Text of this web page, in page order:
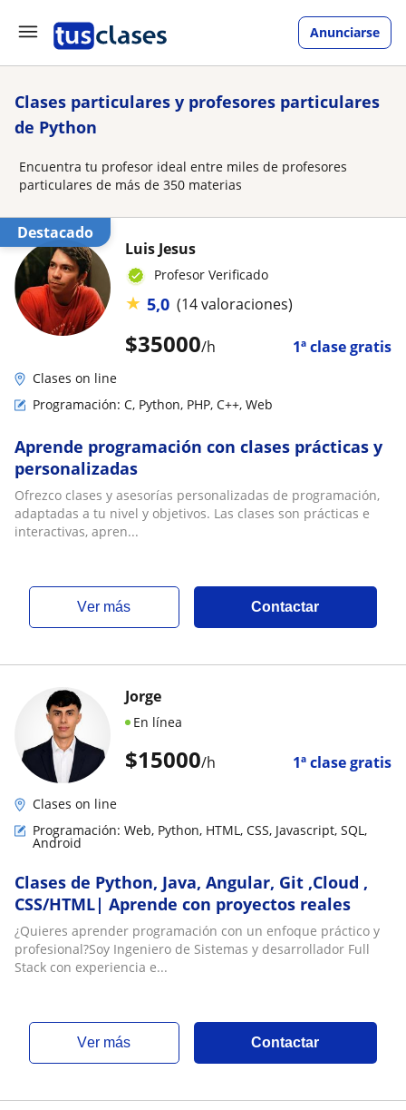
Anunciarse
Clases particulares y profesores particulares
de Python
Encuentra tu profesor ideal entre miles de profesores
particulares de más de 350 materias
Destacado
$35000/h 1ª clase gratis
Luis Jesus
Profesor Verificado
★ 5,0 (14 valoraciones)
Clases on line
Programación: C, Python, PHP, C++, Web
Aprende programación con clases prácticas y
personalizadas
Ofrezco clases y asesorías personalizadas de programación,
adaptadas a tu nivel y objetivos. Las clases son prácticas e
interactivas, apren...
ver más Contactar
$15000/h 1ª clase gratis
Jorge
En línea
Clases on line
Programación: Web, Python, HTML, CSS, Javascript, SQL,
Android
Clases de Python, Java, Angular, Git ,Cloud ,
CSS/HTML| Aprende con proyectos reales
¿Quieres aprender programación con un enfoque práctico y
profesional?Soy Ingeniero de Sistemas y desarrollador Full
Stack con experiencia e...
ver más Contactar